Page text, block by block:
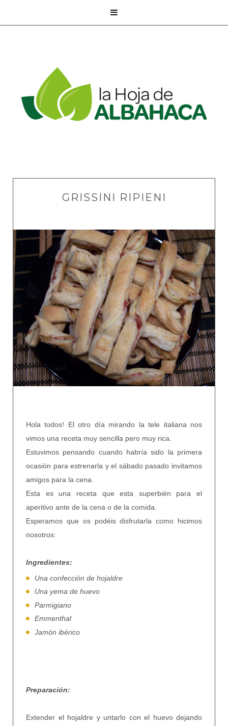

GRISSINI RIPIENI
Hola todos! El otro día mirando la tele italiana nos
vimos una receta muy sencilla pero muy rica.
Estuvimos pensando cuando habría sido la primera
ocasión para estrenarla y el sábado pasado invitamos
amigos para la cena.
Esta es una receta que esta superbién para el
aperitivo ante de la cena o de la comida.
Esperamos que os podéis disfrutarla como hicimos
nosotros:
Ingredientes:
Una confección de hojaldre
Una yema de huevo
Parmigiano
Emmenthal
Jamón ibérico
Preparación:
Extender el hojaldre y untarlo con el huevo dejando